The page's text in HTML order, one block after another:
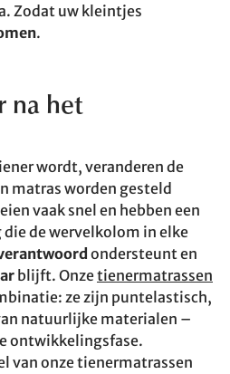
Zodat uw kleintjes
.
na het
wordt, veranderen de
matras worden gesteld
vaak snel en hebben een
de wervelkolom in elke
ondersteunt en
blijft. Onzetienermatrassen
ze zijn puntelastisch,
natuurlijke materialen –
ontwikkelingsfase.
van onze tienermatrassen